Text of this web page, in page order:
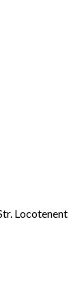
Locotenent